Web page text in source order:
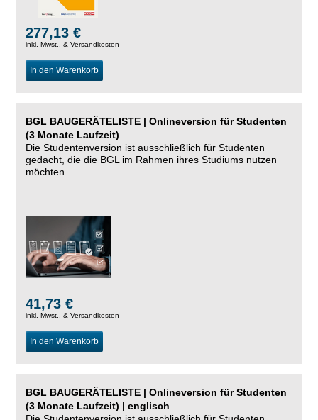
277,13 €
inkl. Mwst., & Versandkosten
In den Warenkorb
BGL BAUGERÄTELISTE | Onlineversion für Studenten
(3 Monate Laufzeit)
Die Studentenversion ist ausschließlich für Studenten
gedacht, die die BGL im Rahmen ihres Studiums nutzen
möchten.
41,73 €
inkl. Mwst., & Versandkosten
In den Warenkorb
BGL BAUGERÄTELISTE | Onlineversion für Studenten
(3 Monate Laufzeit) | englisch